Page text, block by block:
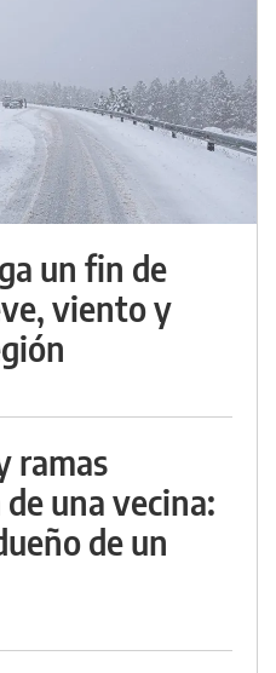
un fin de
viento y
ramas
una vecina:
de un